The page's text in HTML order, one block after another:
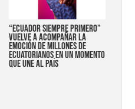
“Ecuador siempre primero”
vuelve a acompañar la
emoción de millones de
ecuatorianos en un momento
que une al país